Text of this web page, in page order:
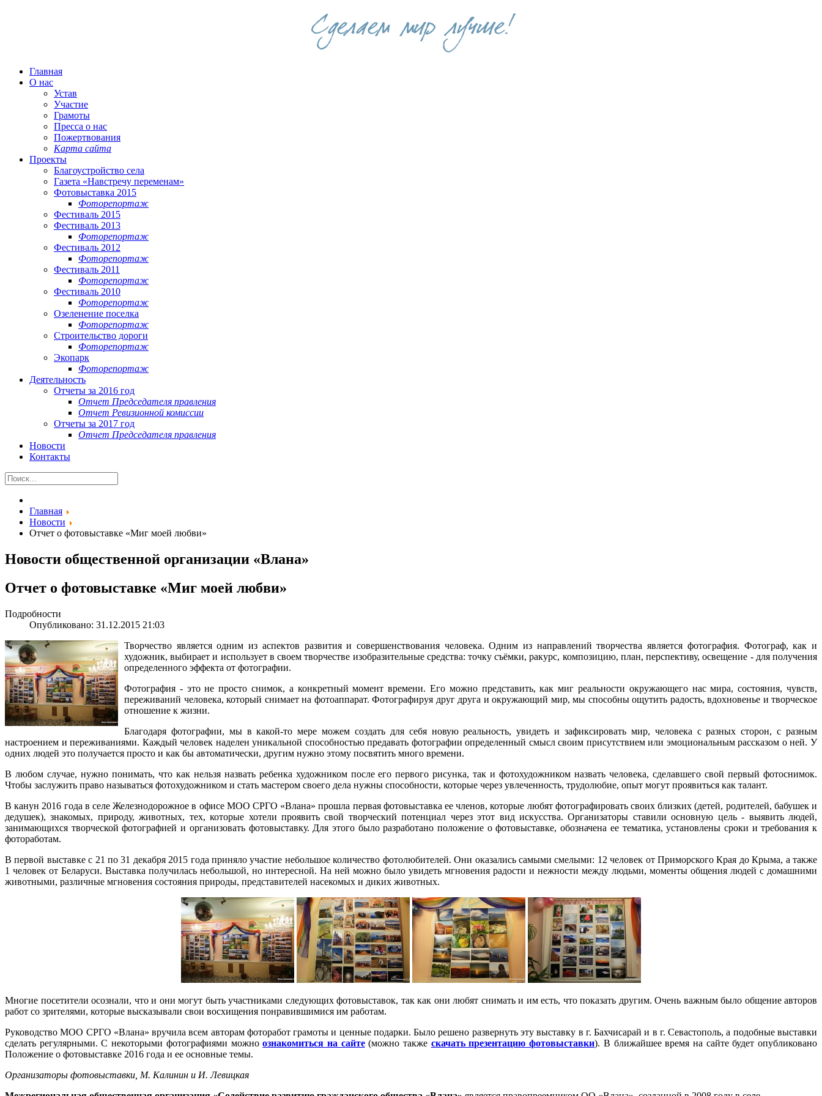
Главная
О нас
Устав
Участие
Грамоты
Пресса о нас
Пожертвования
Карта сайта
Проекты
Благоустройство села
Газета «Навстречу переменам»
Фотовыставка 2015
Фоторепортаж
Фестиваль 2015
Фестиваль 2013
Фоторепортаж
Фестиваль 2012
Фоторепортаж
Фестиваль 2011
Фоторепортаж
Фестиваль 2010
Фоторепортаж
Озеленение поселка
Фоторепортаж
Строительство дороги
Фоторепортаж
Экопарк
Фоторепортаж
Деятельность
Отчеты за 2016 год
Отчет Председателя правления
Отчет Ревизионной комиссии
Отчеты за 2017 год
Отчет Председателя правления
Новости
Контакты
Главная
Новости
Отчет о фотовыставке «Миг моей любви»
Новости общественной организации «Влана»
Отчет о фотовыставке «Миг моей любви»
Подробности
Опубликовано: 31.12.2015 21:03
Творчество является одним из аспектов развития и совершенствования человека. Одним из направлений творчества является фотография. Фотограф, как и
художник, выбирает и использует в своем творчестве изобразительные средства: точку съёмки, ракурс, композицию, план, перспективу, освещение - для получения
определенного эффекта от фотографии.
Фотография - это не просто снимок, а конкретный момент времени. Его можно представить, как миг реальности окружающего нас мира, состояния, чувств,
переживаний человека, который снимает на фотоаппарат. Фотографируя друг друга и окружающий мир, мы способны ощутить радость, вдохновенье и творческое
отношение к жизни.
Благодаря фотографии, мы в какой-то мере можем создать для себя новую реальность, увидеть и зафиксировать мир, человека с разных сторон, с разным
настроением и переживаниями. Каждый человек наделен уникальной способностью предавать фотографии определенный смысл своим присутствием или эмоциональным рассказом о ней. У
одних людей это получается просто и как бы автоматически, другим нужно этому посвятить много времени.
В любом случае, нужно понимать, что как нельзя назвать ребенка художником после его первого рисунка, так и фотохудожником назвать человека, сделавшего свой первый фотоснимок.
Чтобы заслужить право называться фотохудожником и стать мастером своего дела нужны способности, которые через увлеченность, трудолюбие, опыт могут проявиться как талант.
В канун 2016 года в селе Железнодорожное в офисе МОО СРГО «Влана» прошла первая фотовыставка ее членов, которые любят фотографировать своих близких (детей, родителей, бабушек и
дедушек), знакомых, природу, животных, тех, которые хотели проявить свой творческий потенциал через этот вид искусства. Организаторы ставили основную цель - выявить людей,
занимающихся творческой фотографией и организовать фотовыставку. Для этого было разработано положение о фотовыставке, обозначена ее тематика, установлены сроки и требования к
фотоработам.
В первой выставке с 21 по 31 декабря 2015 года приняло участие небольшое количество фотолюбителей. Они оказались самыми смелыми: 12 человек от Приморского Края до Крыма, а также
1 человек от Беларуси. Выставка получилась небольшой, но интересной. На ней можно было увидеть мгновения радости и нежности между людьми, моменты общения людей с домашними
животными, различные мгновения состояния природы, представителей насекомых и диких животных.
Многие посетители осознали, что и они могут быть участниками следующих фотовыставок, так как они любят снимать и им есть, что показать другим. Очень важным было общение авторов
работ со зрителями, которые высказывали свои восхищения понравившимися им работам.
Руководство МОО СРГО «Влана» вручила всем авторам фоторабот грамоты и ценные подарки. Было решено развернуть эту выставку в г. Бахчисарай и в г. Севастополь, а подобные выставки
сделать регулярными. С некоторыми фотографиями можноознакомиться на сайте(можно также скачать презентацию фотовыставки). В ближайшее время на сайте будет опубликовано
Положение о фотовыставке 2016 года и ее основные темы.
Организаторы фотовыставки, М. Калинин и И. Левицкая